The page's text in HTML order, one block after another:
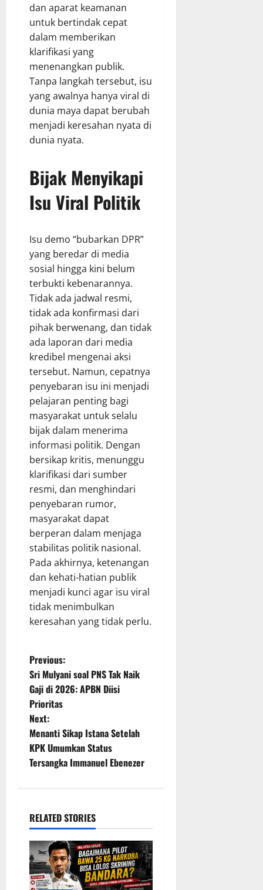
dan aparat keamanan
untuk bertindak cepat
dalam memberikan
klarifikasi yang
menenangkan publik.
Tanpa langkah tersebut, isu
yang awalnya hanya viral di
dunia maya dapat berubah
menjadi keresahan nyata di
dunia nyata.
Bijak Menyikapi
Isu Viral Politik
Isu demo “bubarkan DPR”
yang beredar di media
sosial hingga kini belum
terbukti kebenarannya.
Tidak ada jadwal resmi,
tidak ada konfirmasi dari
pihak berwenang, dan tidak
ada laporan dari media
kredibel mengenai aksi
tersebut. Namun, cepatnya
penyebaran isu ini menjadi
pelajaran penting bagi
masyarakat untuk selalu
bijak dalam menerima
informasi politik. Dengan
bersikap kritis, menunggu
klarifikasi dari sumber
resmi, dan menghindari
penyebaran rumor,
masyarakat dapat
berperan dalam menjaga
stabilitas politik nasional.
Pada akhirnya, ketenangan
dan kehati-hatian publik
menjadi kunci agar isu viral
tidak menimbulkan
keresahan yang tidak perlu.
P
o
s
t
n
v
i
g
Previous:
Sri Mulyani soal PNS Tak Naik
Gaji di 2026: APBN Diisi
Prioritas
Next:
Menanti Sikap Istana Setelah
KPK Umumkan Status
Tersangka Immanuel Ebenezer
RELATED STORIES